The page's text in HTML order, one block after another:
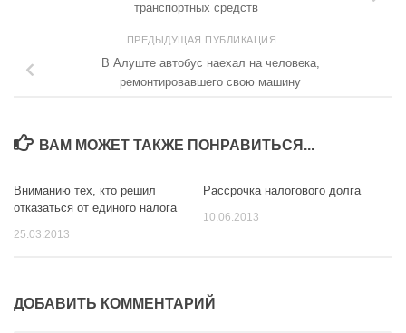
транспортных средств
ПРЕДЫДУЩАЯ ПУБЛИКАЦИЯ
В Алуште автобус наехал на человека,
ремонтировавшего свою машину
ВАМ МОЖЕТ ТАКЖЕ ПОНРАВИТЬСЯ...
Вниманию тех, кто решил
отказаться от единого налога
25.03.2013
Рассрочка налогового долга
10.06.2013
ДОБАВИТЬ КОММЕНТАРИЙ